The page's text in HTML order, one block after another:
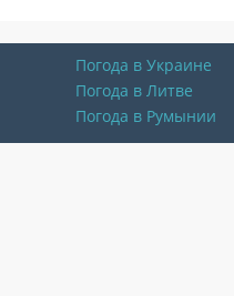
Погода в Украине
Погода в Литве
Погода в Румынии